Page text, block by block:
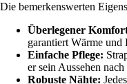
Die bemerkenswerten
Überlegener
garantiert Wärme und
Einfache Pflege:
er sein Aussehen
Robuste Nähte: